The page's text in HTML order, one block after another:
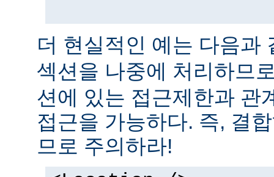
더 현실적인 예는 다음과
섹션을 나중에 처리하므
션에 있는 접근제한과 관
접근을 가능하다. 즉, 결
므로 주의하라!